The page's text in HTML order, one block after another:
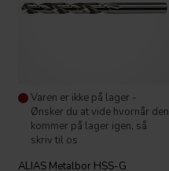
Varen er ikke på lager -
Ønsker du at vide hvornår den
kommer på lager igen, så
skriv til os
ALIAS Metalbor HSS-G